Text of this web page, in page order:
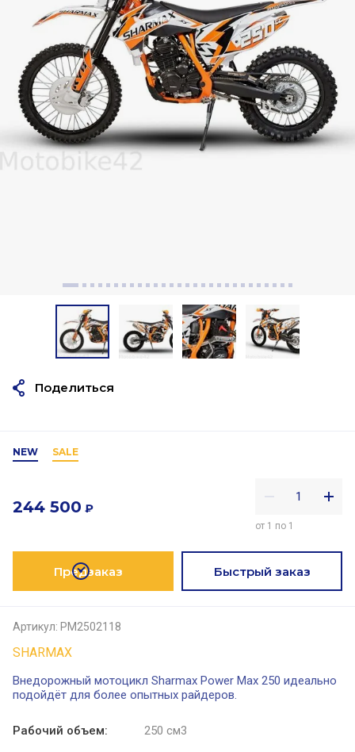
NEW SALE
244 500 ₽
от 1 по 1
Предзаказ Быстрый заказ
Артикул: PM2502118
SHARMAX
Внедорожный мотоцикл Sharmax Power Max 250 идеально
подойдёт для более опытных райдеров.
Рабочий объем: 250 см3
Поделиться